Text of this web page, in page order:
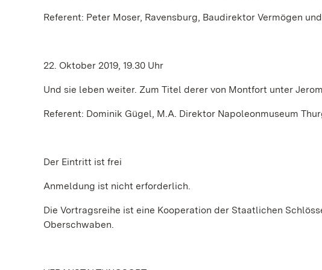
Referent: Peter Moser, Ravensburg, Baudirektor Vermögen
22. Oktober 2019, 19.30 Uhr
Und sie leben weiter. Zum Titel derer von Montfort unter
Referent: Dominik Gügel, M.A. Direktor Napoleonmuseum
Der Eintritt ist frei
Anmeldung ist nicht erforderlich.
Die Vortragsreihe ist eine Kooperation der Staatlichen
Oberschwaben.